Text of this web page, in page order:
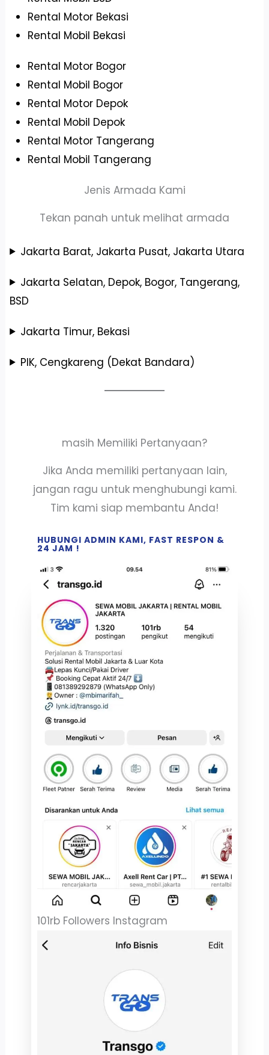
Rental Motor Bekasi
Rental Mobil Bekasi
Rental Motor Bogor
Rental Mobil Bogor
Rental Motor Depok
Rental Mobil Depok
Rental Motor Tangerang
Rental Mobil Tangerang
Jenis Armada Kami
Tekan panah untuk melihat armada
Jakarta Barat, Jakarta Pusat, Jakarta Utara
Jakarta Selatan, Depok, Bogor, Tangerang,
BSD
Jakarta Timur, Bekasi
PIK, Cengkareng (Dekat Bandara)
masih Memiliki Pertanyaan?
Jika Anda memiliki pertanyaan lain,
jangan ragu untuk menghubungi kami.
Tim kami siap membantu Anda!
HUBUNGI ADMIN KAMI, FAST RESPON &
24 JAM !
101rb Followers Instagram